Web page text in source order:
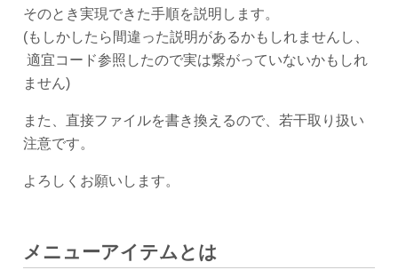
そのとき実現できた手順を説明します。
(もしかしたら間違った説明があるかもしれませんし、
適宜コード参照したので実は繋がっていないかもしれ
ません)
また、直接ファイルを書き換えるので、若干取り扱い
注意です。
よろしくお願いします。
メニューアイテムとは